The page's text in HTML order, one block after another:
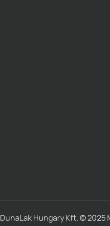
DunaLak Hungary Kft. © 2025